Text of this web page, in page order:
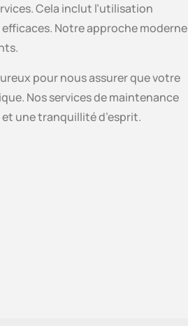
Cela inclut l’utilisation
Notre approche moderne
pour nous assurer que votre
Nos services de maintenance
une tranquillité d’esprit.